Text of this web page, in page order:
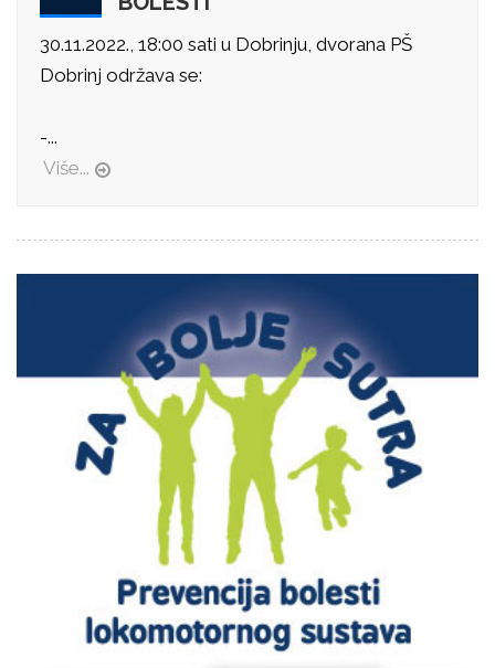
30.11.2022., 18:00 sati u Dobrinju, dvorana PŠ
Dobrinj održava se:
-...
Više...